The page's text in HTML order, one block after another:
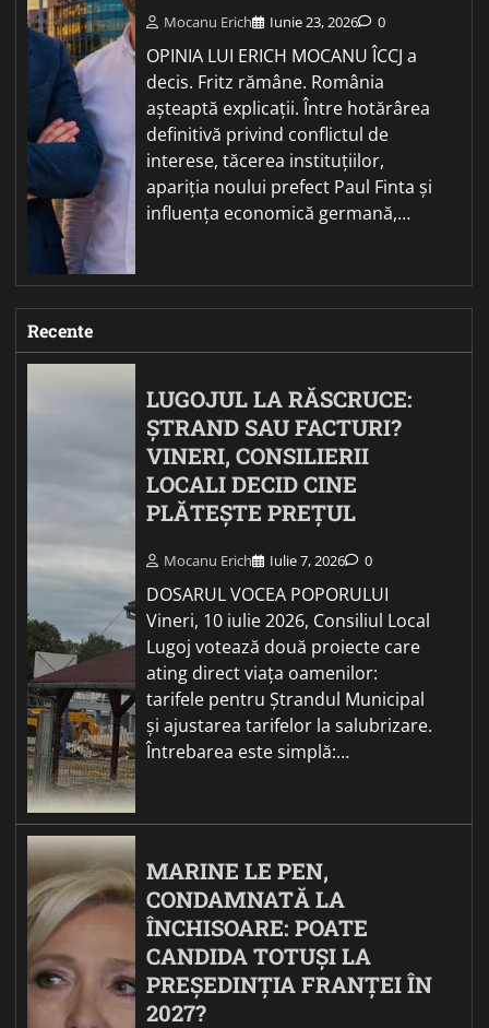
Mocanu Erich Iunie 23, 2026 0
OPINIA LUI ERICH MOCANU ÎCCJ a
decis. Fritz rămâne. România
așteaptă explicații. Între hotărârea
definitivă privind conflictul de
interese, tăcerea instituțiilor,
apariția noului prefect Paul Finta și
influența economică germană,…
Recente
LUGOJUL LA RĂSCRUCE:
ȘTRAND SAU FACTURI?
VINERI, CONSILIERII
LOCALI DECID CINE
PLĂTEȘTE PREȚUL
Mocanu Erich Iulie 7, 2026 0
DOSARUL VOCEA POPORULUI
Vineri, 10 iulie 2026, Consiliul Local
Lugoj votează două proiecte care
ating direct viața oamenilor:
tarifele pentru Ștrandul Municipal
și ajustarea tarifelor la salubrizare.
Întrebarea este simplă:…
MARINE LE PEN,
CONDAMNATĂ LA
ÎNCHISOARE: POATE
CANDIDA TOTUȘI LA
PREȘEDINȚIA FRANȚEI ÎN
2027?